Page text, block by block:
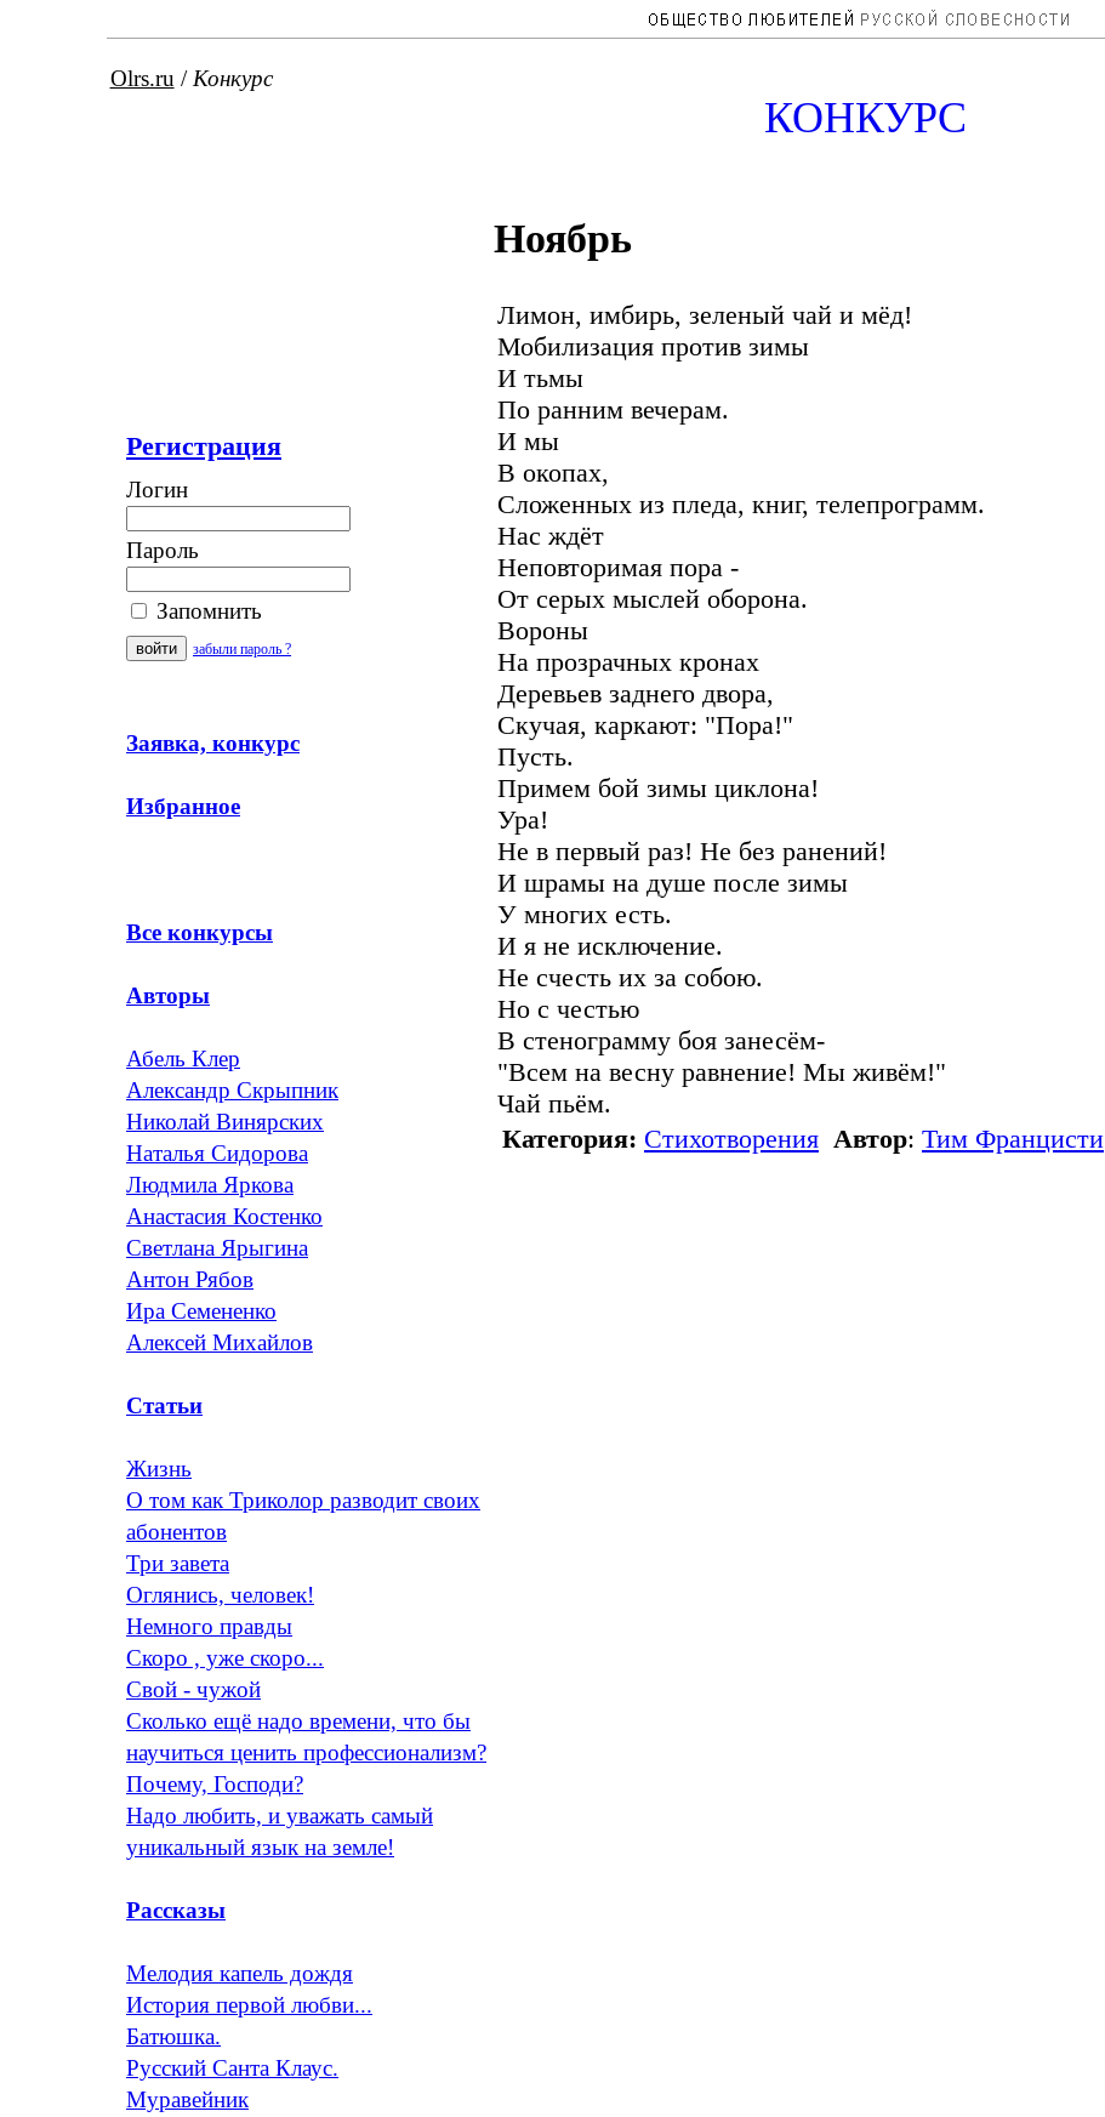
Olrs.ru / Конкурс
КОНКУРС
Регистрация
Логин
Пароль
Запомнить
забыли пароль ?
Заявка, конкурс
Избранное
Все конкурсы
Авторы
Абель Клер
Александр Скрыпник
Николай Винярских
Наталья Сидорова
Людмила Яркова
Анастасия Костенко
Светлана Ярыгина
Антон Рябов
Ира Семененко
Алексей Михайлов
Статьи
Жизнь
О том как Триколор разводит своих
абонентов
Три завета
Оглянись, человек!
Немного правды
Скоро , уже скоро...
Свой - чужой
Сколько ещё надо времени, что бы
научиться ценить профессионализм?
Почему, Господи?
Надо любить, и уважать самый
уникальный язык на земле!
Рассказы
Мелодия капель дождя
История первой любви...
Батюшка.
Русский Санта Клаус.
Муравейник
Ноябрь
Лимон, имбирь, зеленый чай и мёд!
Мобилизация против зимы
И тьмы
По ранним вечерам.
И мы
В окопах,
Сложенных из пледа, книг, телепрограмм.
Нас ждёт
Неповторимая пора -
От серых мыслей оборона.
Вороны
На прозрачных кронах
Деревьев заднего двора,
Скучая, каркают: "Пора!"
Пусть.
Примем бой зимы циклона!
Ура!
Не в первый раз! Не без ранений!
И шрамы на душе после зимы
У многих есть.
И я не исключение.
Не счесть их за собою.
Но с честью
В стенограмму боя занесём-
"Всем на весну равнение! Мы живём!"
Чай пьём.
Категория: Стихотворения Автор: Тим Францисти